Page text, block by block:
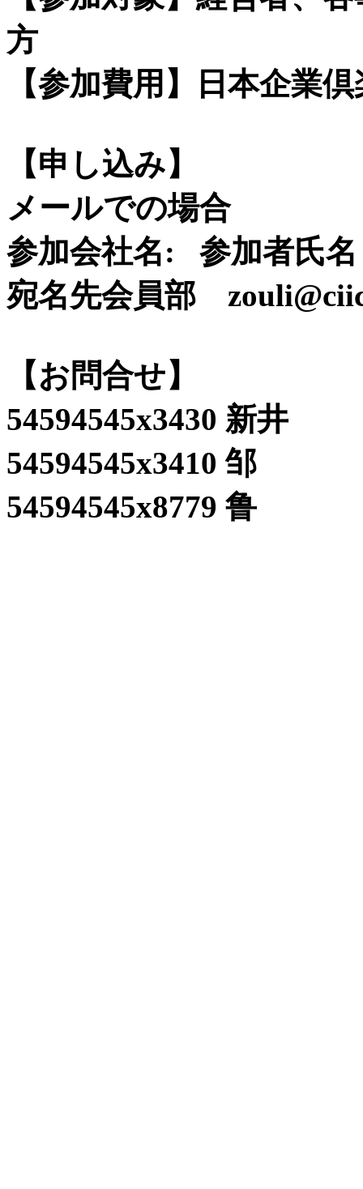
方
【参加費用】日本企業
【申し込み】
メールでの場合
参加会社名: 参加者氏
宛名先会員部
【お問合せ】
54594545x3430 新井
54594545x3410 邹
54594545x8779 鲁